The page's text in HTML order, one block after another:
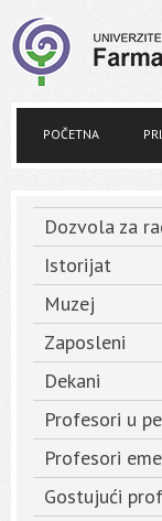
POČETNA
Dozvola za
Istorijat
Muzej
Zaposleni
Dekani
Profesori u
Profesori
Gostujući